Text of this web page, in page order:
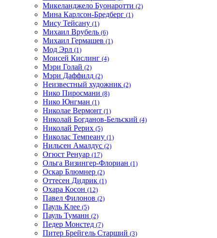
Микеланджело Буонаротти (2)
Мина Карлсон-Бредберг (1)
Мису Тейсану (1)
Михаил Врубель (6)
Михаил Гермашев (1)
Мод Эрл (1)
Моисей Кислинг (4)
Мэри Голай (2)
Мэри Даффилд (2)
Неизвестный художник (2)
Нико Пиросмани (8)
Нико Юнгман (1)
Николае Вермонт (1)
Николай Богданов-Бельский (4)
Николай Рерих (5)
Николас Темпеану (1)
Нильсен Амалдус (2)
Огюст Ренуар (17)
Ольга Визингер-Флориан (1)
Оскар Блюмнер (2)
Оттесен Дидрик (1)
Охара Косон (12)
Павел Филонов (2)
Пауль Клее (5)
Пауль Туманн (2)
Педер Монстед (7)
Питер Брейгель Старший (3)